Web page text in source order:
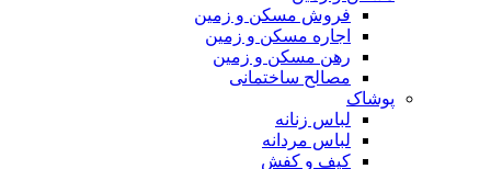
فروش مسکن و زمین
اجاره مسکن و زمین
رهن مسکن و زمین
مصالح ساختمانی
پوشاک
لباس زنانه
لباس مردانه
کیف و کفش